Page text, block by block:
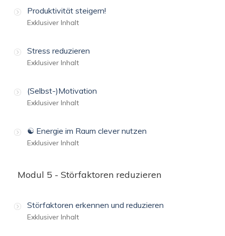
Produktivität steigern!
Exklusiver Inhalt
Stress reduzieren
Exklusiver Inhalt
(Selbst-)Motivation
Exklusiver Inhalt
☯️ Energie im Raum clever nutzen
Exklusiver Inhalt
Modul 5 - Störfaktoren reduzieren
Störfaktoren erkennen und reduzieren
Exklusiver Inhalt